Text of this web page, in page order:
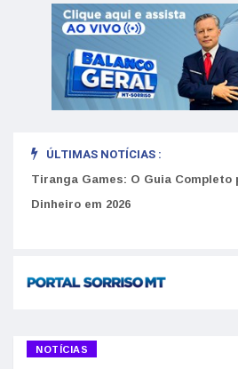
ÚLTIMAS NOTÍCIAS :
Tiranga Games: O Guia Completo
Dinheiro em 2026
NOTÍCIAS